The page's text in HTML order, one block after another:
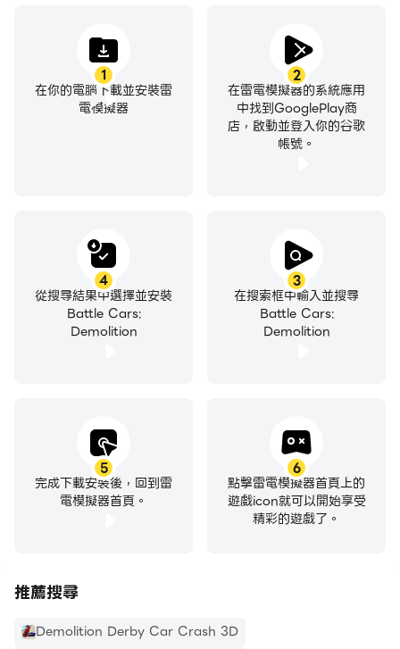
1
在你的電腦下載並安裝雷
電模擬器
2
在雷電模擬器的系統應用
中找到GooglePlay商
店，啟動並登入你的谷歌
帳號。
3
在搜索框中輸入並搜尋
Battle Cars:
Demolition
4
從搜尋結果中選擇並安裝
Battle Cars:
Demolition
5
完成下載安裝後，回到雷
電模擬器首頁。
6
點擊雷電模擬器首頁上的
遊戲icon就可以開始享受
精彩的遊戲了。
推薦搜尋
Demolition Derby Car Crash 3D